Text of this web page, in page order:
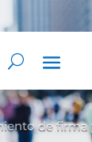
de firma